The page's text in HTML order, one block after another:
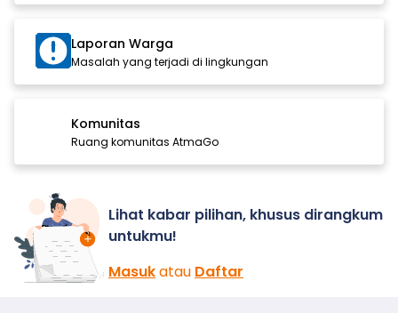
Laporan Warga
Masalah yang terjadi di lingkungan
Komunitas
Ruang komunitas AtmaGo
Lihat kabar pilihan, khusus dirangkum
untukmu!
Masukatau Daftar